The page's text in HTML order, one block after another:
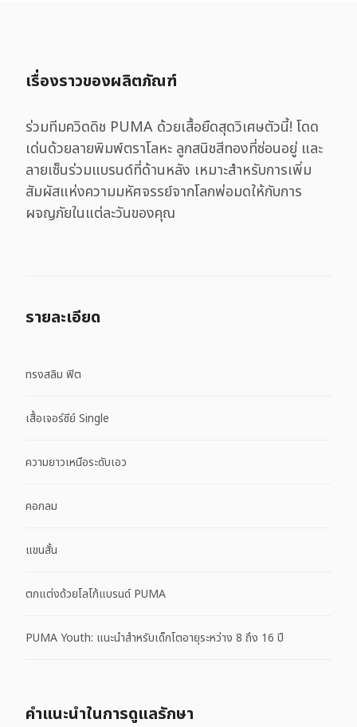
เรื่องราวของผลิตภัณฑ์
ร่วมทีมควิดดิช PUMA ด้วยเสื้อยืดสุดวิเศษตัวนี้! โดด
เด่นด้วยลายพิมพ์ตราโลหะ ลูกสนิชสีทองที่ซ่อนอยู่ และ
ลายเซ็นร่วมแบรนด์ที่ด้านหลัง เหมาะสำหรับการเพิ่ม
สัมผัสแห่งความมหัศจรรย์จากโลกพ่อมดให้กับการ
ผจญภัยในแต่ละวันของคุณ
รายละเอียด
ทรงสลิม ฟิต
เสื้อเจอร์ซีย์ Single
ความยาวเหนือระดับเอว
คอกลม
แขนสั้น
ตกแต่งด้วยโลโก้แบรนด์ PUMA
PUMA Youth: แนะนำสำหรับเด็กโตอายุระหว่าง 8 ถึง 16 ปี
คําแนะนําในการดูแลรักษา